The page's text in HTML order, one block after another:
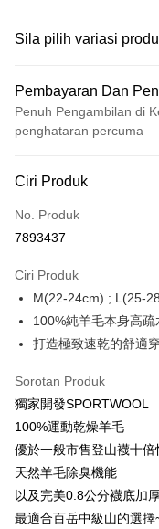
Sila pilih variasi
Pembayaran Dan
Penuh Pengambilan di
penghataran percuma
Kad Kredit (Bayaran
Ansuran Kad Kredit
Taiwan Cooperative
Hua Nan Commercial
Bank
The Shanghai
Bank
Bank Cathay United
Taiwan Business Bank
HSBC Bank (Taiwan)
Limited
Union Bank of Taiwan
6 ansuran pada
ansuran
Taiwan Cooperative
Hua Nan Commercial
Savings Bank
Bank Cathay United
Taiwan Business Bank
HSBC Bank (Taiwan)
Union Bank of Taiwan
Yuanta Commercial
Bank Komersial E.SUN
12 ansuran pada
Hua Nan Commercial
Bank
The Shanghai
Commercial & Savings
Bank
Bank Cathay United
Taiwan Business Bank
24 ansuran pada
ansuran
Taiwan Cooperative Bank
Hua Nan Commercial
The Shanghai
Savings Bank
Mega International
Bank
Taichung Commercial
Pengambilan di Kedai
LINE Pay
Apple Pay
Easy Wallet
Ciri Produk
No. Produk
7893437
Ciri Produk
M(22-24cm) ; L(25-
100%純羊毛本身高疏
打造極致速乾的舒適
Sorotan Produk
獨家開發SPORTWOOL
100%運動乾燥羊毛
優於一般市售登山襪十倍
天然羊毛除臭機能
以及完美0.8公分襪底加
最適合百岳中級山的選擇